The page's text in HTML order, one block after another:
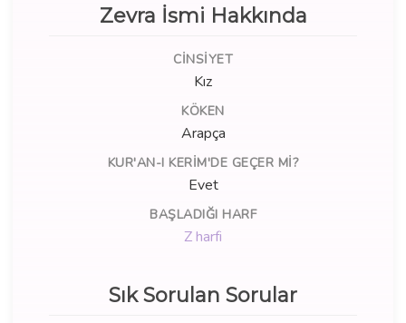
Zevra İsmi Hakkında
CINSIYET
Kız
KÖKEN
Arapça
KUR'AN-I KERIM'DE GEÇER MI?
Evet
BAŞLADIĞI HARF
Z harfi
Sık Sorulan Sorular